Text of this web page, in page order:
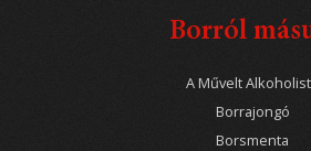
Borról
A Művelt
Borrajongó
Borsmenta